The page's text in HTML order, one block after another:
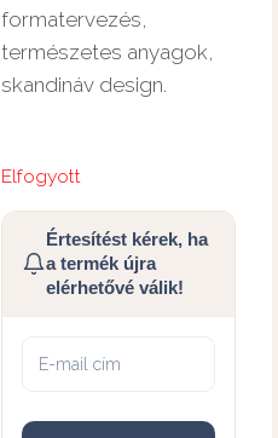
formatervezés,
természetes anyagok,
skandináv design.
Elfogyott
Értesítést kérek, ha
a termék újra
elérhetővé válik!